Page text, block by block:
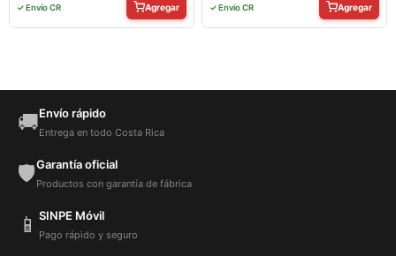
✓ Envío CR Agregar ✓ Envío CR Agregar
🚚Envío rápido
Entrega en todo Costa Rica
🛡️Garantía oficial
Productos con garantía de fábrica
📱 SINPE Móvil
Pago rápido y seguro